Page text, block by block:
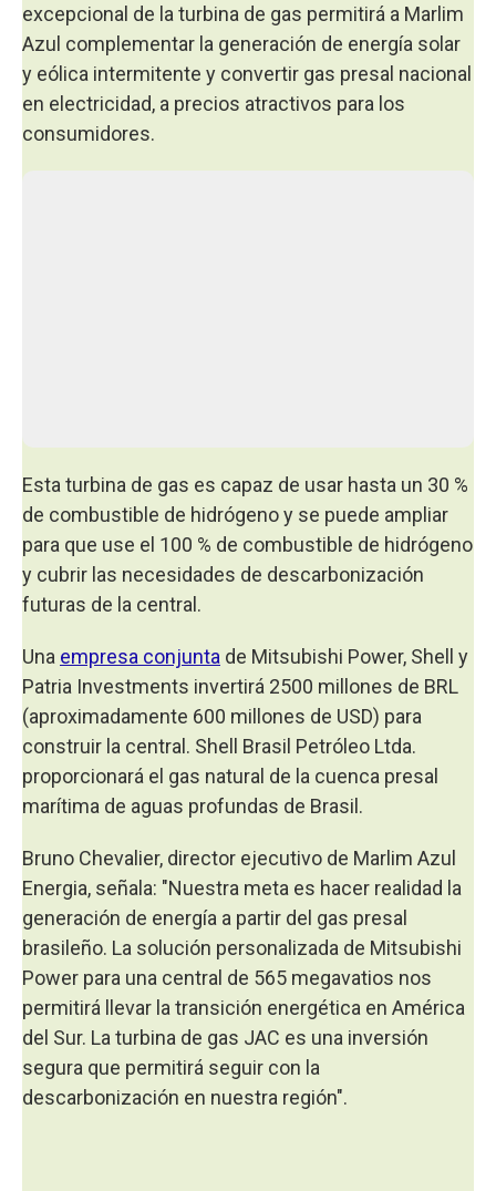
excepcional de la turbina de gas permitirá a Marlim
Azul complementar la generación de energía solar
y eólica intermitente y convertir gas presal nacional
en electricidad, a precios atractivos para los
consumidores.
Esta turbina de gas es capaz de usar hasta un 30 %
de combustible de hidrógeno y se puede ampliar
para que use el 100 % de combustible de hidrógeno
y cubrir las necesidades de descarbonización
futuras de la central.
Una empresa conjunta de Mitsubishi Power, Shell y
Patria Investments invertirá 2500 millones de BRL
(aproximadamente 600 millones de USD) para
construir la central. Shell Brasil Petróleo Ltda.
proporcionará el gas natural de la cuenca presal
marítima de aguas profundas de Brasil.
Bruno Chevalier, director ejecutivo de Marlim Azul
Energia, señala: "Nuestra meta es hacer realidad la
generación de energía a partir del gas presal
brasileño. La solución personalizada de Mitsubishi
Power para una central de 565 megavatios nos
permitirá llevar la transición energética en América
del Sur. La turbina de gas JAC es una inversión
segura que permitirá seguir con la
descarbonización en nuestra región".